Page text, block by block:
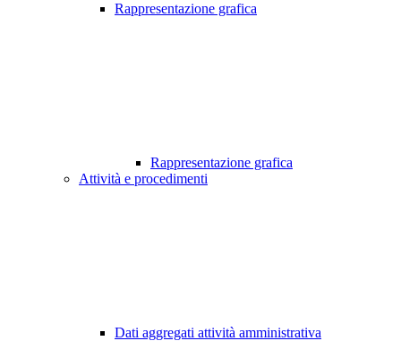
Rappresentazione grafica
Rappresentazione grafica
Attività e procedimenti
Dati aggregati attività amministrativa